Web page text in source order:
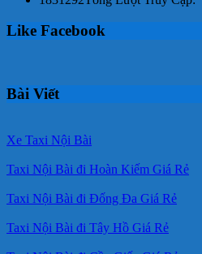
Like Facebook
Bài Viết
Xe Taxi Nội Bài
Taxi Nội Bài đi Hoàn Kiếm Giá Rẻ
Taxi Nội Bài đi Đống Đa Giá Rẻ
Taxi Nội Bài đi Tây Hồ Giá Rẻ